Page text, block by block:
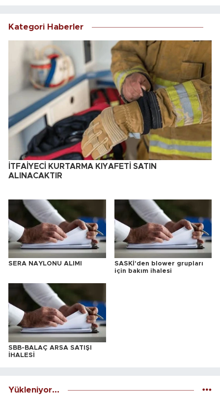
Kategori Haberler
İTFAİYECİ KURTARMA KIYAFETİ SATIN
ALINACAKTIR
SERA NAYLONU ALIMI
SASKİ'den blower grupları
için bakım ihalesi
SBB-BALAÇ ARSA SATIŞI
İHALESİ
Yükleniyor...